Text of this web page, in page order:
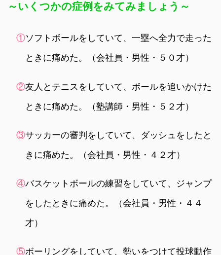
～いくつかの症例をみてみましょう～
①ソフトボールをしていて、一塁へ全力で走った
ときに痛めた。（会社員・男性・５０才）
②友人とテニスをしていて、ボールを追いかけた
ときに痛めた。（塾講師・男性・５２才）
③サッカーの審判をしていて、ダッシュをしたと
きに痛めた。（会社員・男性・４２才）
④バスケットボールの練習をしていて、ジャンプ
をしたときに痛めた。（会社員・男性・４４
才）
⑤ボーリングをしていて、勢いをつけて投球動作